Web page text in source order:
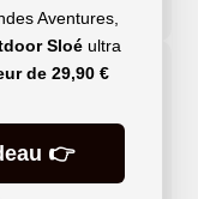
Aventures,
Sloé ultra
de 29,90 €
👉